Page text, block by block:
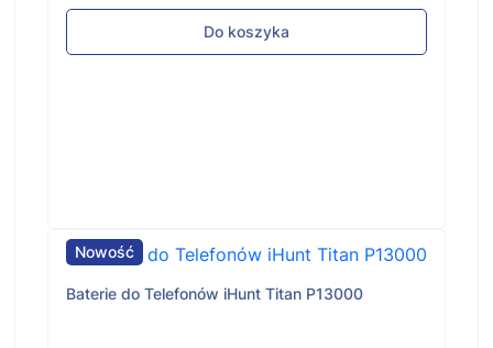
Do koszyka
Nowość
Baterie do Telefonów iHunt Titan P13000